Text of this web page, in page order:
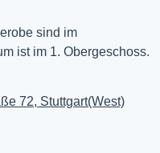
sind im
ist im 1. Obergeschoss.
72, Stuttgart(West)